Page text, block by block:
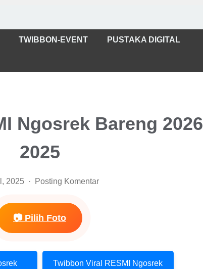
TWIBBON-EVENT PUSTAKA DIGITAL
Ngosrek Bareng 2026
2025
2025 Posting Komentar
📷 Pilih Foto
Twibbon Viral RESMI Ngosrek